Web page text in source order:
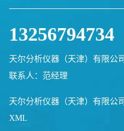
13256794734
天尔分析仪器（天津）有限公司
联系人：范经理
天尔分析仪器（天津）有限公司
XML